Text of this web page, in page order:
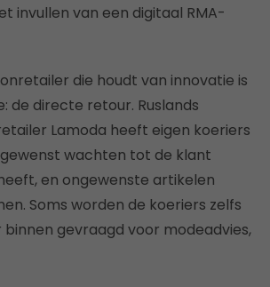
invullen van een digitaal RMA-
die houdt van innovatie is
de directe retour. Ruslands
Lamoda heeft eigen koeriers
wachten tot de klant
en ongewenste artikelen
Soms worden de koeriers zelfs
gevraagd voor modeadvies,